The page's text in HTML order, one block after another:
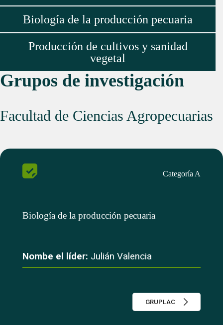
Biología de la producción pecuaria
Producción de cultivos y sanidad
vegetal
Grupos de investigación
Facultad de Ciencias Agropecuarias
Categoría A
Biología de la producción pecuaria
Nombe el líder: Julián Valencia
GRUPLAC